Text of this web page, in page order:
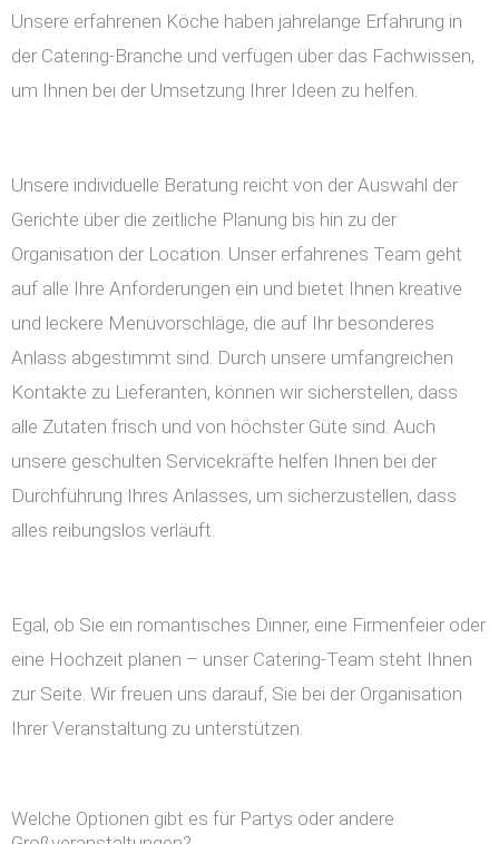
Unsere erfahrenen Köche haben jahrelange Erfahrung in
der Catering-Branche und verfügen über das Fachwissen,
um Ihnen bei der Umsetzung Ihrer Ideen zu helfen.
Unsere individuelle Beratung reicht von der Auswahl der
Gerichte über die zeitliche Planung bis hin zu der
Organisation der Location. Unser erfahrenes Team geht
auf alle Ihre Anforderungen ein und bietet Ihnen kreative
und leckere Menüvorschläge, die auf Ihr besonderes
Anlass abgestimmt sind. Durch unsere umfangreichen
Kontakte zu Lieferanten, können wir sicherstellen, dass
alle Zutaten frisch und von höchster Güte sind. Auch
unsere geschulten Servicekräfte helfen Ihnen bei der
Durchführung Ihres Anlasses, um sicherzustellen, dass
alles reibungslos verläuft.
Egal, ob Sie ein romantisches Dinner, eine Firmenfeier oder
eine Hochzeit planen – unser Catering-Team steht Ihnen
zur Seite. Wir freuen uns darauf, Sie bei der Organisation
Ihrer Veranstaltung zu unterstützen.
Welche Optionen gibt es für Partys oder andere